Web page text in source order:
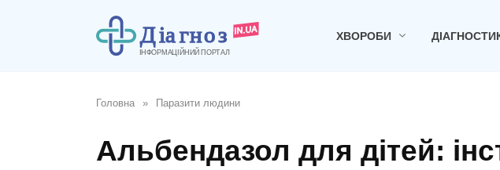
ХВОРОБИ
Головна » Паразити людини
Альбендазол для дітей: